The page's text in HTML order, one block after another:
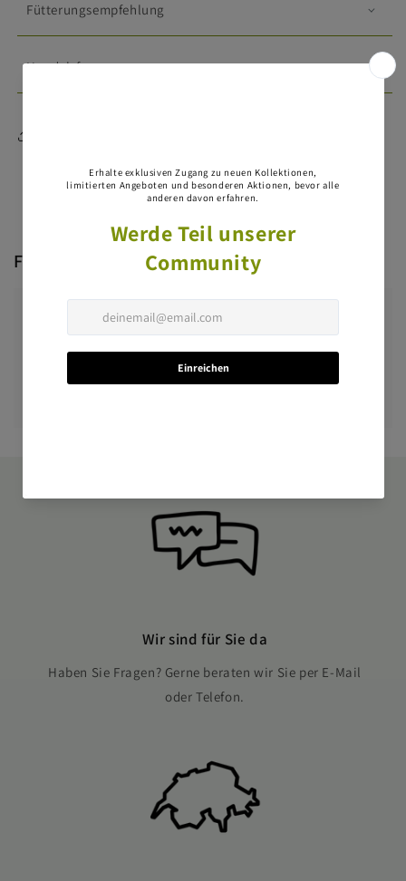
Fütterungsempfehlung
Handelsform
Fragen & Antworten
Haben Sie eine Frage?
Wir sind für Sie da
Haben Sie Fragen? Gerne beraten wir Sie per E-Mail
oder Telefon.